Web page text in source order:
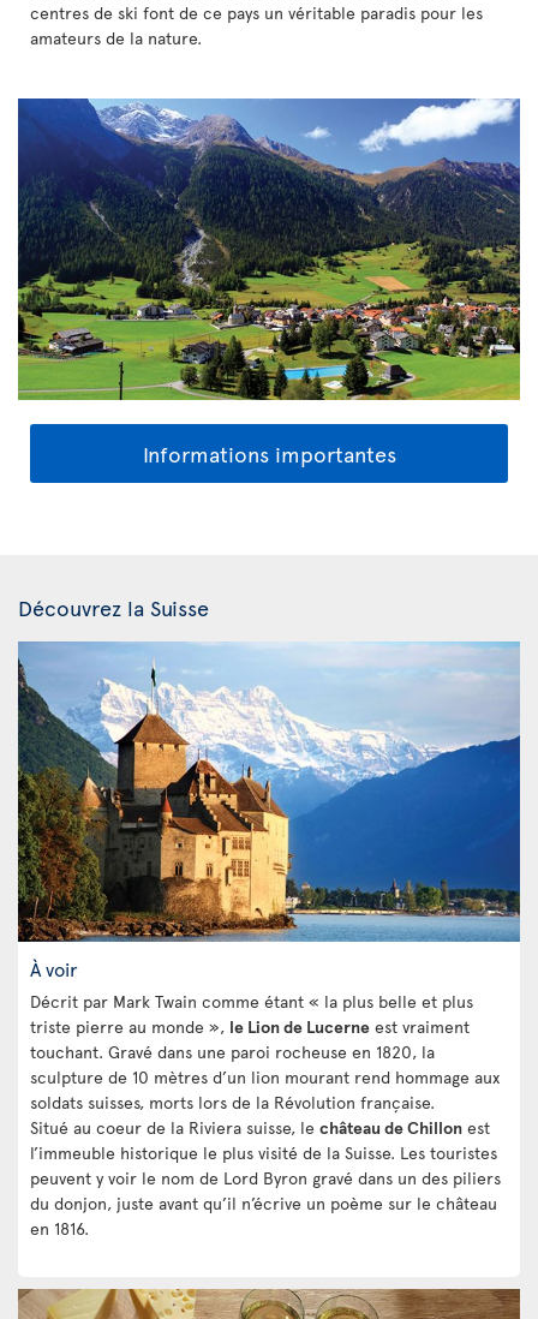
centres de ski font de ce pays un véritable paradis pour les
amateurs de la nature.
Informations importantes
Découvrez la Suisse
À voir
Décrit par Mark Twain comme étant « la plus belle et plus
triste pierre au monde », le Lion de Lucerne est vraiment
touchant. Gravé dans une paroi rocheuse en 1820, la
sculpture de 10 mètres d’un lion mourant rend hommage aux
soldats suisses, morts lors de la Révolution française.
Situé au coeur de la Riviera suisse, le château de Chillon est
l’immeuble historique le plus visité de la Suisse. Les touristes
peuvent y voir le nom de Lord Byron gravé dans un des piliers
du donjon, juste avant qu’il n’écrive un poème sur le château
en 1816.